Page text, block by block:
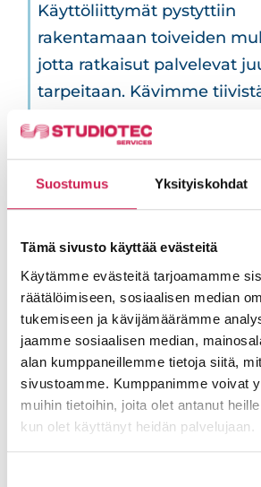
Suostumus Yksityiskohdat
Tämä sivusto käyttää evästeitä
Käytämme evästeitä tarjoamamme
räätälöimiseen, sosiaalisen median
tukemiseen ja kävijämäärämme
jaamme sosiaalisen median,
alan kumppaneillemme tietoja siitä,
sivustoamme. Kumppanimme voivat
muihin tietoihin, joita olet antanut
kun olet käyttänyt heidän palvelujaan.
Käyttöliittymät pystyttiin
rakentamaan toiveiden
jotta ratkaisut palvelevat
tarpeitaan. Kävimme
vuoropuhelua aivan
siitä, montako kameraa on
Studiotec on ollut
varrella mitä
kumppani, jonka
olemme